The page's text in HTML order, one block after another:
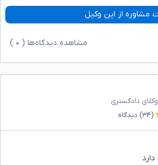
مشاوره از این وکیل
مشاهده دیدگاه‌ها ( ۰
دادگستری
(۳۴) دیدگاه